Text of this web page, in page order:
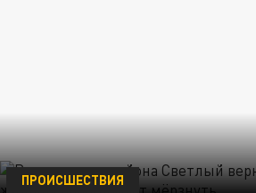
ПРОИСШЕСТВИЯ